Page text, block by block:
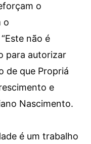
o
o
não é
para autorizar
de que Propriá
e
Nascimento.
é um trabalho